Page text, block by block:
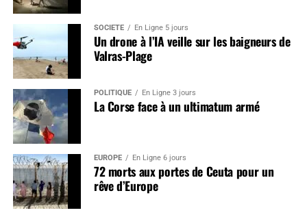
SOCIÉTÉ En Ligne 5 jours
Un drone à l’IA veille sur les baigneurs de
Valras-Plage
POLITIQUE En Ligne 3 jours
La Corse face à un ultimatum armé
EUROPE En Ligne 6 jours
72 morts aux portes de Ceuta pour un
rêve d’Europe